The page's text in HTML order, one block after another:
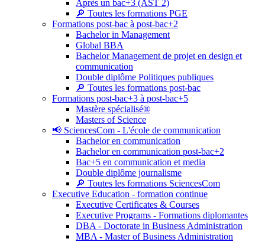
Après un bac+3 (AST 2)
🔎 Toutes les formations PGE
Formations post-bac à post-bac+2
Bachelor in Management
Global BBA
Bachelor Management de projet en design et
communication
Double diplôme Politiques publiques
🔎 Toutes les formations post-bac
Formations post-bac+3 à post-bac+5
Mastère spécialisé®
Masters of Science
📢 SciencesCom - L'école de communication
Bachelor en communication
Bachelor en communication post-bac+2
Bac+5 en communication et media
Double diplôme journalisme
🔎 Toutes les formations SciencesCom
Executive Education - formation continue
Executive Certificates & Courses
Executive Programs - Formations diplomantes
DBA - Doctorate in Business Administration
MBA - Master of Business Administration